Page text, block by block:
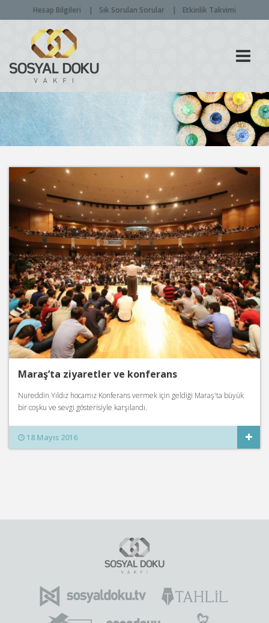
Hesap Bilgileri Sık Sorulan Sorular Etkinlik Takvimi
Maraş’ta ziyaretler ve konferans
Nureddin Yıldız hocamız Konferans vermek için geldiği Maraş'ta büyük
bir coşku ve sevgi gösterisiyle karşılandı.
18 Mayıs 2016